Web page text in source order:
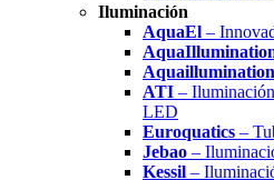
Iluminación
AquaEl –
Aquaillumination
ATI –
LED
Euroquatics –
Jebao –
Kessil –